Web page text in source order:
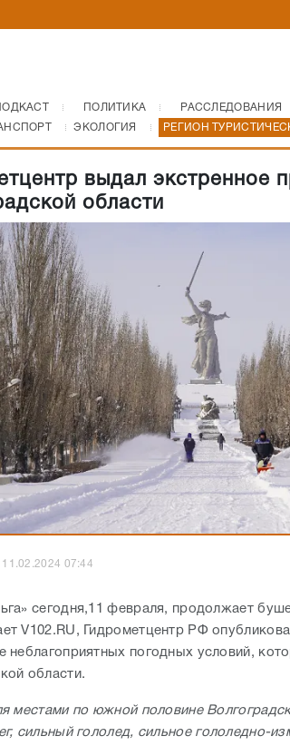
ПОЛИТИКА РАССЛЕДОВАНИЯ
ЭКОЛОГИЯ РЕГИОН
выдал экстренное
области
11.02.2024 07:44
сегодня,11 февраля, продолжает
V102.RU, Гидрометцентр РФ
неблагоприятных погодных условий,
области.
местами по южной половине
сильный гололед, сильное гололедно-